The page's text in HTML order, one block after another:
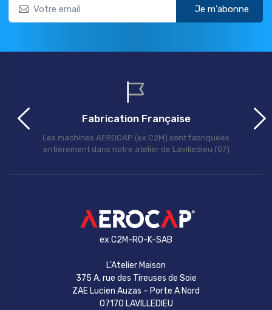
Je m'abonne
Fabrication Française
Les machines AEROCAP (ex C2M) sont fabriquées
entièrement dans notre atelier de Lavilledieu (07)
ex C2M-RO-K-SAB
L'Atelier Maison
375 A, rue des Tireuses de Soie
ZAE Lucien Auzas – Porte A Nord
07170 LAVILLEDIEU